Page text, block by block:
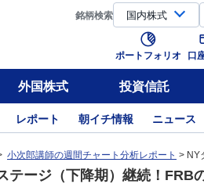
銘柄検索
ポートフォリオ 口
外国株式 投資信託
レポート 朝イチ情報 ニュース
小次郎講師の週間チャート分析レポート > NY
テージ（下降期）継続！FRB